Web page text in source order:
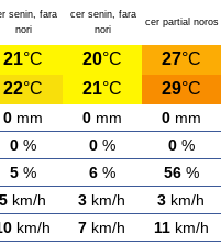
senin, fara
nori
cer senin, fara
nori
cer partial noros
21°C 20°C 27°C
22°C 21°C 29°C
0mm 0mm 0mm
0% 0% 0%
5% 6% 56%
5 km/h 3 km/h 3 km/h
km/h 7 km/h 11km/h